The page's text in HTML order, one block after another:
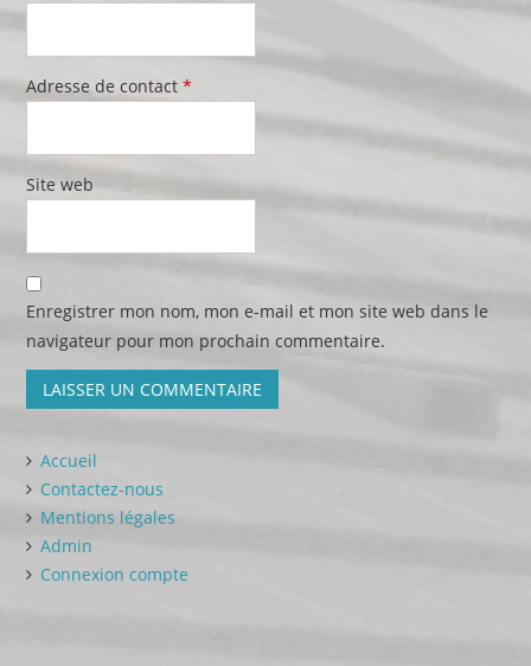
Adresse de contact*
Site web
Enregistrer mon nom, mon e-mail et mon site web dans le
navigateur pour mon prochain commentaire.
Accueil
Contactez-nous
Mentions légales
Admin
Connexion compte